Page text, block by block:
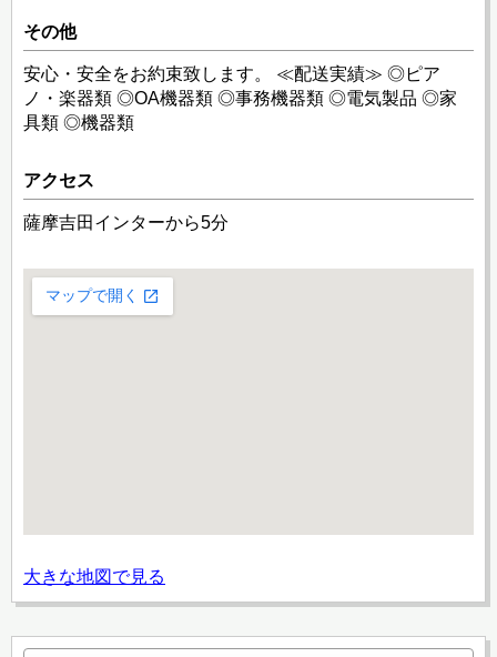
その他
安心・安全をお約束致します。 ≪配送実績≫ ◎ピア
ノ・楽器類 ◎OA機器類 ◎事務機器類 ◎電気製品 ◎家
具類 ◎機器類
アクセス
薩摩吉田インターから5分
大きな地図で見る